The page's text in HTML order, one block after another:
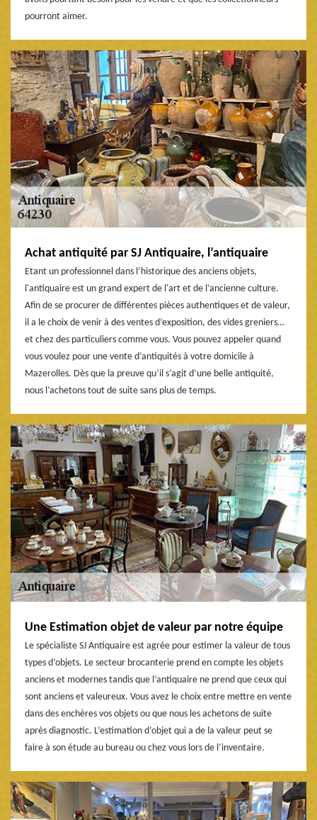
pourront aimer.
Achat antiquité par SJ Antiquaire, l’antiquaire
Etant un professionnel dans l’historique des anciens objets,
l'antiquaire est un grand expert de l'art et de l’ancienne culture.
Afin de se procurer de différentes pièces authentiques et de valeur,
il a le choix de venir à des ventes d’exposition, des vides greniers…
et chez des particuliers comme vous. Vous pouvez appeler quand
vous voulez pour une vente d’antiquités à votre domicile à
Mazerolles. Dès que la preuve qu’il s’agit d’une belle antiquité,
nous l’achetons tout de suite sans plus de temps.
Une Estimation objet de valeur par notre équipe
Le spécialiste SJ Antiquaire est agrée pour estimer la valeur de tous
types d’objets. Le secteur brocanterie prend en compte les objets
anciens et modernes tandis que l’antiquaire ne prend que ceux qui
sont anciens et valeureux. Vous avez le choix entre mettre en vente
dans des enchères vos objets ou que nous les achetons de suite
après diagnostic. L’estimation d’objet qui a de la valeur peut se
faire à son étude au bureau ou chez vous lors de l’inventaire.